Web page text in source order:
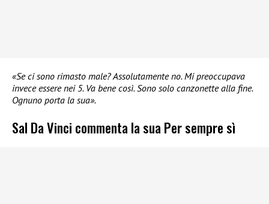
«Se ci sono rimasto male? Assolutamente no. Mi preoccupava
invece essere nei 5. Va bene così. Sono solo canzonette alla fine.
Ognuno porta la sua».
Sal Da Vinci commenta la sua Per sempre sì